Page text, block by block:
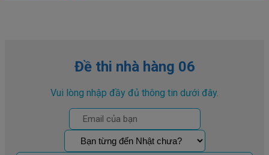
Đề thi nhà hàng 06
Vui lòng nhập đầy đủ thông tin dưới đây.